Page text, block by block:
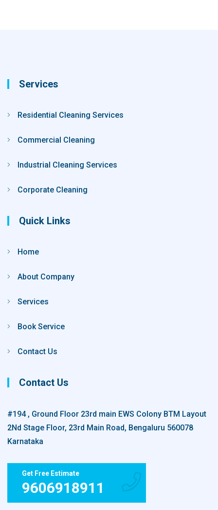
Services
Residential Cleaning Services
Commercial Cleaning
Industrial Cleaning Services
Corporate Cleaning
Quick Links
Home
About Company
Services
Book Service
Contact Us
Contact Us
#194 , Ground Floor 23rd main EWS Colony BTM Layout
2Nd Stage Floor, 23rd Main Road, Bengaluru 560078
Karnataka
Get Free Estimate
9606918911